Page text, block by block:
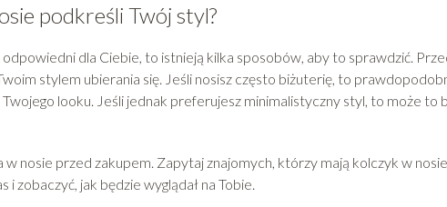
podkreśli Twój styl?
odpowiedni dla Ciebie, to istnieją kilka sposobów, aby to sprawdzić.
stylem ubierania się. Jeśli nosisz często biżuterię, to
looku. Jeśli jednak preferujesz minimalistyczny styl, to może to
nosie przed zakupem. Zapytaj znajomych, którzy mają kolczyk w
zobaczyć, jak będzie wyglądał na Tobie.